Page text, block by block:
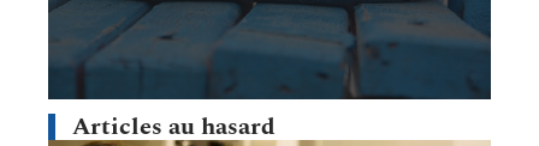
Articles au hasard